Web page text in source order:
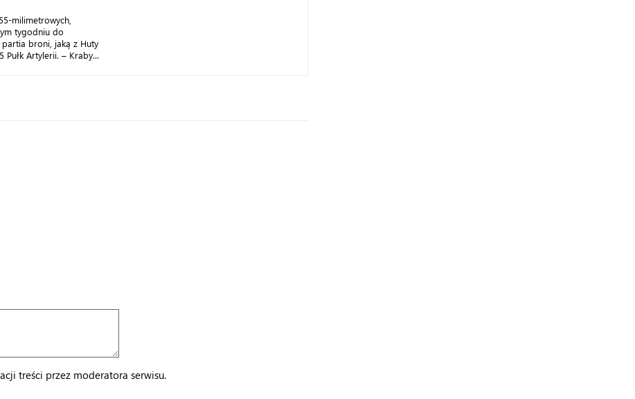
milimetrowych,
tygodniu do
broni, jaką z Huty
Pułk Artylerii. – Kraby...
treści przez moderatora serwisu.